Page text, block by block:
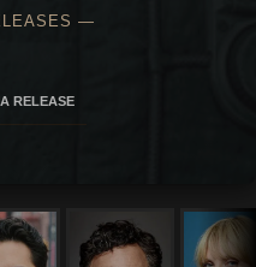
—
RELEASE